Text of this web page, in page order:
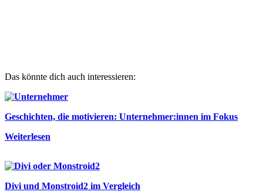
Das könnte dich auch interessieren:
Geschichten, die motivieren: Unternehmer:innen im Fokus
Weiterlesen
Divi und Monstroid2 im Vergleich